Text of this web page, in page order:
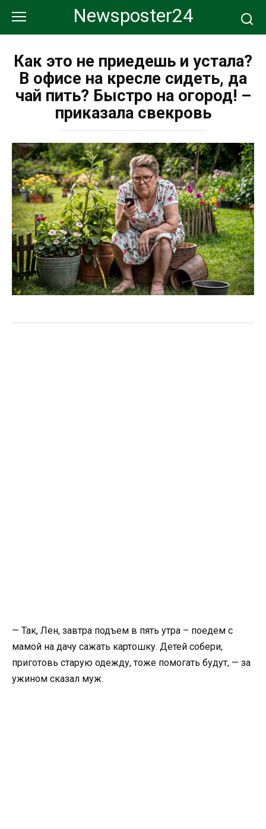
контенту
Newsposter24
Как это не приедешь и устала?
В офисе на кресле сидеть, да
чай пить? Быстро на огород! –
приказала свекровь
— Так, Лен, завтра подъем в пять утра – поедем с
мамой на дачу сажать картошку. Детей собери,
приготовь старую одежду, тоже помогать будут, — за
ужином сказал муж.